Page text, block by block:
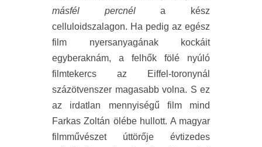
másfél percnéla kész
celluloidszalagon. Ha pedig az egész
film nyersanyagának kockáit
egyberaknám, a felhők fölé nyúló
filmtekercs az Eiffel-toronynál
százötvenszer magasabb volna. S ez
az irdatlan mennyiségű film mind
Farkas Zoltán ölébe hullott. A magyar
filmművészet úttörője évtizedes